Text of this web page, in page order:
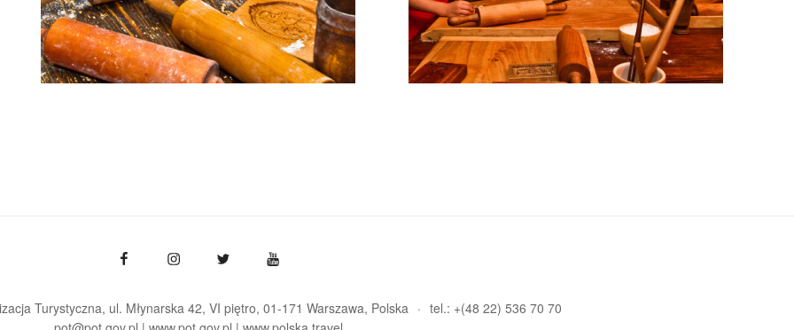
Turystyczna, ul. Młynarska 42, VI piętro, 01-171 Warszawa Polska
tel.: +(48 22) 536 70 70